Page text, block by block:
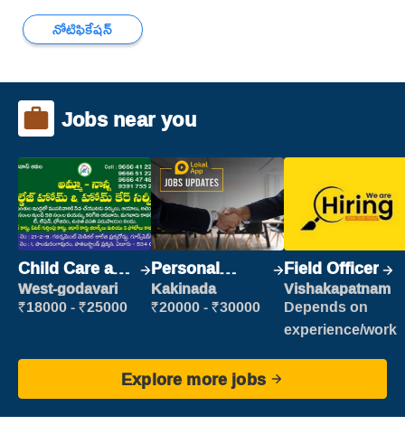
నోటిఫికేషన్
Jobs near you
Child Care and
Patient care
West-godavari
₹18000 - ₹25000
Personal
Assistant
Kakinada
₹20000 - ₹30000
Field Officer
Vishakapatnam
Depends on
experience/work
Explore more jobs